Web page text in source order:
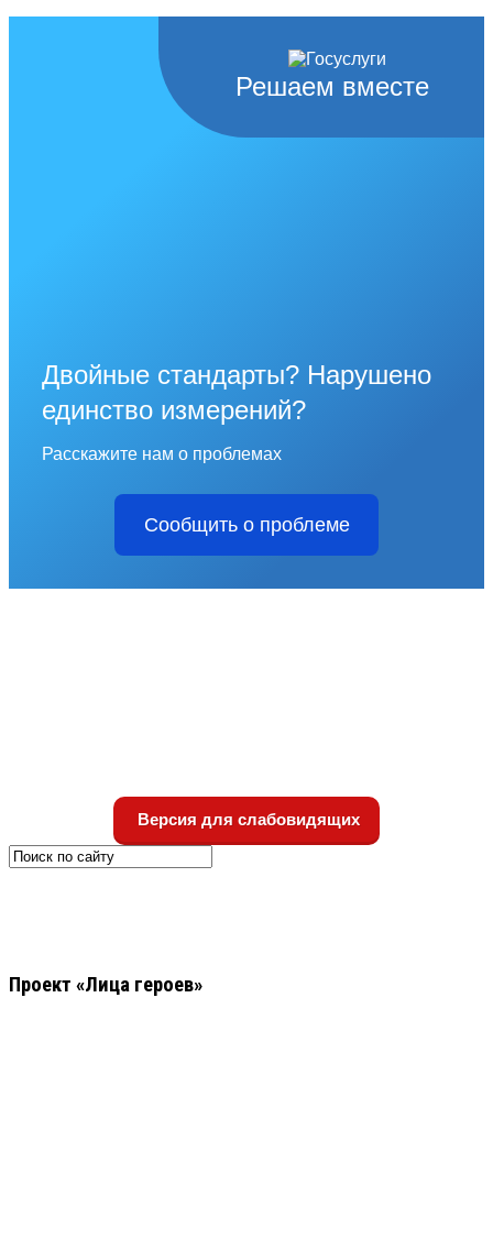
Решаем вместе
Двойные стандарты? Нарушено
единство измерений?
Расскажите нам о проблемах
Сообщить о проблеме
Версия для слабовидящих
Проект «Лица героев»